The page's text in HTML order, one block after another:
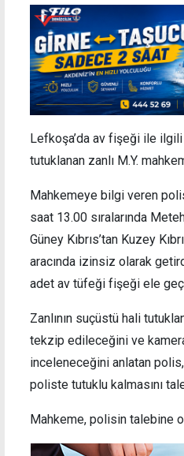
Lefkoşa’da av fişeği ile
tutuklanan zanlı M.Y.
Mahkemeye bilgi veren
saat 13.00 sıralarında
Güney Kıbrıs’tan Kuzey
aracında izinsiz olarak
adet av tüfeği fişeği ele
Zanlının suçüstü hali
tekzip edileceğini ve
inceleneceğini anlatan
poliste tutuklu kalmasını
Mahkeme, polisin talebine